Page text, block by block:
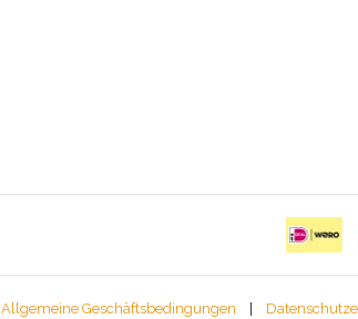
Allgemeine Geschäftsbedingungen